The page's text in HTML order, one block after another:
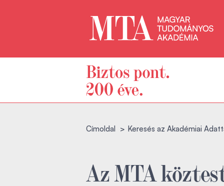
Címoldal Keresés az Akadémiai
Az MTA